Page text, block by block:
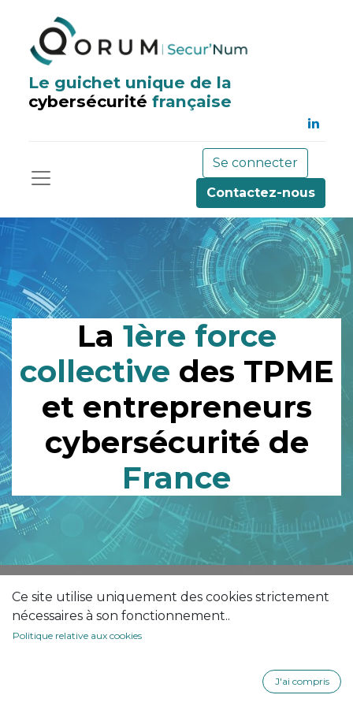
Le guichet unique de la
cybersécurité française
Se connecter
Contactez-nous
La 1ère force
collective des TPME
et entrepreneurs
cybersécurité de
France
Référencement
Ce site utilise uniquement des cookies strictement
nécessaires à son fonctionnement..
Politique relative aux cookies
J'ai compris